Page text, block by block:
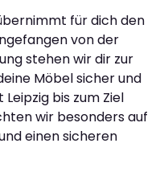
für dich den
von der
stehen wir dir zur
Möbel sicher und
bis zum Ziel
wir besonders auf
einen sicheren